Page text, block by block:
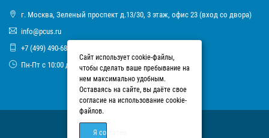
г. Москва, Зеленый проспект д.13/30, 3 этаж, офис 23 (вход со двора)
info@pcus.ru
+7 (499) 490-68-93
Пн-Пт с 10:00 до 17:00
Сайт использует cookie-файлы,
чтобы сделать ваше пребывание на
нем максимально удобным.
Оставаясь на сайте, вы даёте свое
согласие на использование cookie-
файлов.
Я согласен